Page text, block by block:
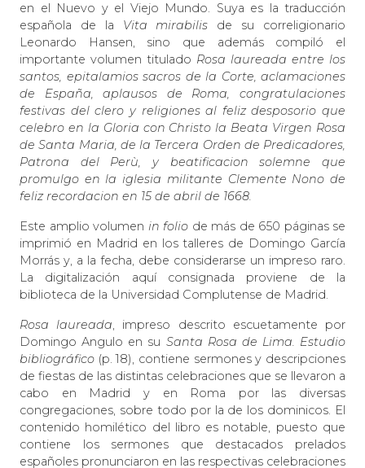
en el Nuevo y el Viejo Mundo. Suya es la traducción
española de la Vita mirabilis de su correligionario
Leonardo Hansen, sino que además compiló el
importante volumen titulado Rosa laureada entre los
santos, epitalamios sacros de la Corte, aclamaciones
de España, aplausos de Roma, congratulaciones
festivas del clero y religiones al feliz desposorio que
celebro en la Gloria con Christo la Beata Virgen Rosa
de Santa Maria, de la Tercera Orden de Predicadores,
Patrona del Perù, y beatificacion solemne que
promulgo en la iglesia militante Clemente Nono de
feliz recordacion en 15 de abril de 1668.
Este amplio volumen in folio de más de 650 páginas se
imprimió en Madrid en los talleres de Domingo García
Morrás y, a la fecha, debe considerarse un impreso raro.
La digitalización aquí consignada proviene de la
biblioteca de la Universidad Complutense de Madrid.
Rosa laureada, impreso descrito escuetamente por
Domingo Angulo en su Santa Rosa de Lima. Estudio
bibliográfico (p. 18), contiene sermones y descripciones
de fiestas de las distintas celebraciones que se llevaron a
cabo en Madrid y en Roma por las diversas
congregaciones, sobre todo por la de los dominicos. El
contenido homilético del libro es notable, puesto que
contiene los sermones que destacados prelados
españoles pronunciaron en las respectivas celebraciones